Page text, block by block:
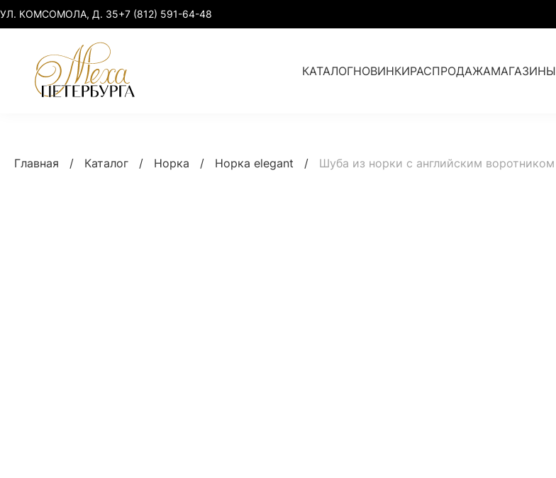
УЛ. КОМСОМОЛА, Д. 35+7 (812) 591-64-48
КАТАЛОГНОВИНКИРАСПРОДАЖАМАГАЗИНЫ
Норка elegant Парки с мехом
Главная / Каталог / Норка / Норка elegant / Шуба из норки с английским воротником